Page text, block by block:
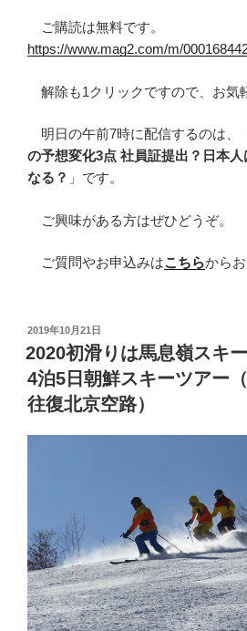
ご購読は無料です。
https://www.mag2.com/m/
解除も1クリックですので、お気
明日の午前7時に配信するのは、
の予想変化3点 社員証提出？日本人
なる？ 」です。
ご興味がある方はぜひどうぞ。
ご質問やお申込みはこちらからお
投
稿
日:
2019年10月21日
2020初滑りは馬息嶺スキ
4泊5日朝鮮スキーツアー
往復北京空路）